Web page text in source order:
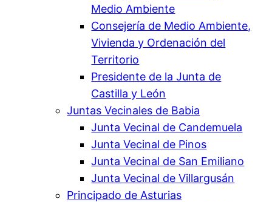
Medio Ambiente
Consejería de Medio Ambiente,
Vivienda y Ordenación del
Territorio
Presidente de la Junta de
Castilla y León
Juntas Vecinales de Babia
Junta Vecinal de Candemuela
Junta Vecinal de Pinos
Junta Vecinal de San Emiliano
Junta Vecinal de Villargusán
Principado de Asturias